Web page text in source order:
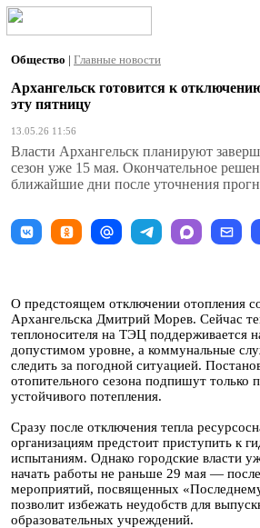
Общество | Главные новости
Архангельск готовится к
эту пятницу
13.05.26 11:56
Власти Архангельск планируют
сезон уже 15 мая. Окончательное
ближайшие дни после уточнения
О предстоящем отключении отопления
Архангельска Дмитрий Морев. Сейчас
теплоносителя на ТЭЦ поддерживается
допустимом уровне, а коммунальные
следить за погодной ситуацией.
отопительного сезона подпишут только
устойчивого потепления.
Сразу после отключения тепла
организациям предстоит приступить к
испытаниям. Однако городские власти
начать работы не раньше 29 мая —
мероприятий, посвященных
позволит избежать неудобств для
образовательных учреждений.